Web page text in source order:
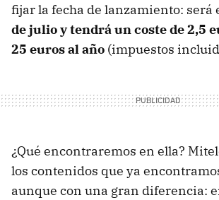
fijar la fecha de lanzamiento: será
de julio y tendrá un coste de 2,5
25 euros al año (impuestos
¿Qué encontraremos en ella?
los contenidos que ya
aunque con una gran diferencia: